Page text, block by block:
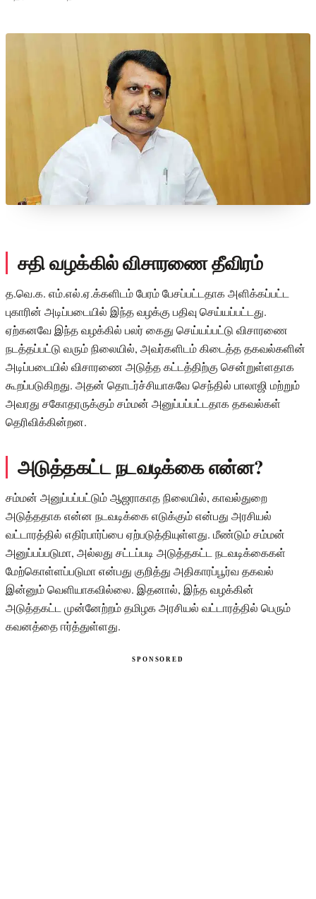
சதி வழக்கில் விசாரணை தீவிரம்
த.வெ.க. எம்.எல்.ஏ.க்களிடம் பேரம் பேசப்பட்டதாக அளிக்கப்பட்ட
புகாரின் அடிப்படையில் இந்த வழக்கு பதிவு செய்யப்பட்டது.
ஏற்கனவே இந்த வழக்கில் பலர் கைது செய்யப்பட்டு விசாரணை
நடத்தப்பட்டு வரும் நிலையில், அவர்களிடம் கிடைத்த தகவல்களின்
அடிப்படையில் விசாரணை அடுத்த கட்டத்திற்கு சென்றுள்ளதாக
கூறப்படுகிறது. அதன் தொடர்ச்சியாகவே செந்தில் பாலாஜி மற்றும்
அவரது சகோதரருக்கும் சம்மன் அனுப்பப்பட்டதாக தகவல்கள்
தெரிவிக்கின்றன.
அடுத்தகட்ட நடவடிக்கை என்ன?
சம்மன் அனுப்பப்பட்டும் ஆஜராகாத நிலையில், காவல்துறை
அடுத்ததாக என்ன நடவடிக்கை எடுக்கும் என்பது அரசியல்
வட்டாரத்தில் எதிர்பார்ப்பை ஏற்படுத்தியுள்ளது. மீண்டும் சம்மன்
அனுப்பப்படுமா, அல்லது சட்டப்படி அடுத்தகட்ட நடவடிக்கைகள்
மேற்கொள்ளப்படுமா என்பது குறித்து அதிகாரப்பூர்வ தகவல்
இன்னும் வெளியாகவில்லை. இதனால், இந்த வழக்கின்
அடுத்தகட்ட முன்னேற்றம் தமிழக அரசியல் வட்டாரத்தில் பெரும்
கவனத்தை ஈர்த்துள்ளது.